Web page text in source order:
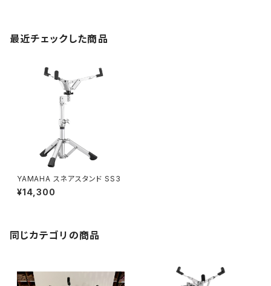
最近チェックした商品
YAMAHA スネアスタンド SS3
¥14,300
同じカテゴリの商品